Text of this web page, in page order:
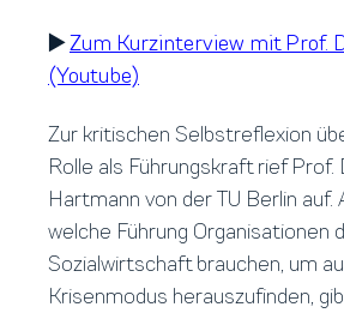
▶️Zum Kurzinterview mit Prof.
(Youtube)
Zur kritischen Selbstreflexion
Rolle als Führungskraft rief Prof.
Hartmann von der TU Berlin auf.
welche Führung Organisationen
Sozialwirtschaft brauchen, um
Krisenmodus herauszufinden,